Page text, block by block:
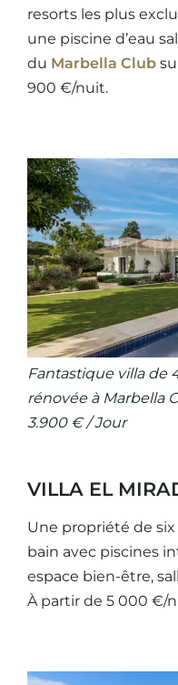
resorts les plus
une piscine d’eau
du Marbella Club
900 €/nuit.
Fantastique villa de
rénovée à Marbella
3.900 € / Jour
VILLA EL
Une propriété de
bain avec piscines
espace bien-être,
À partir de 5 000 €/